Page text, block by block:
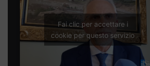
Fai clic per accettare i
cookie per questo servizio